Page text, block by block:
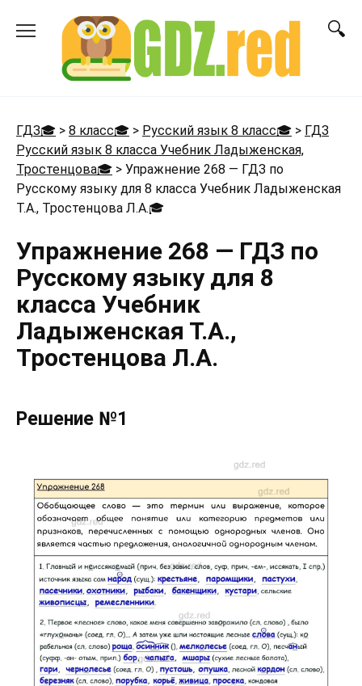
ГДЗ🎓 > 8 класс🎓 > Русский язык 8 класс🎓 > ГДЗ
Русский язык 8 класса Учебник Ладыженская,
Тростенцова🎓 > Упражнение 268 — ГДЗ по
Русскому языку для 8 класса Учебник Ладыженская
Т.А., Тростенцова Л.А.🎓
Упражнение 268 — ГДЗ по
Русскому языку для 8
класса Учебник
Ладыженская Т.А.,
Тростенцова Л.А.
Решение №1